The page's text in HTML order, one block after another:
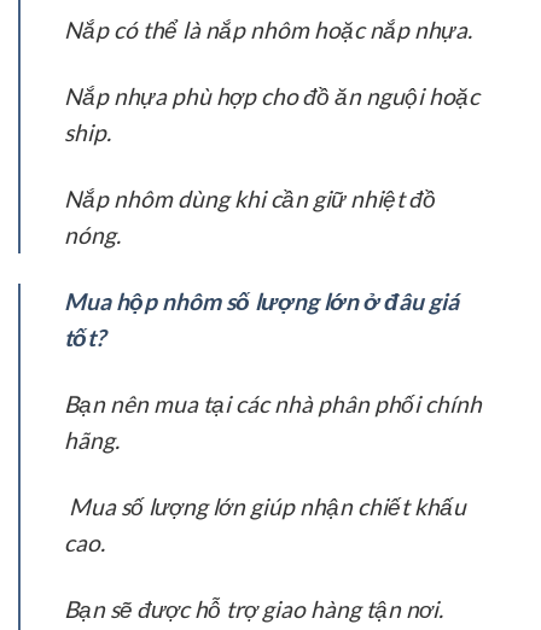
Nắp có thể là nắp nhôm hoặc nắp nhựa.
Nắp nhựa phù hợp cho đồ ăn nguội hoặc
ship.
Nắp nhôm dùng khi cần giữ nhiệt đồ
nóng.
Mua hộp nhôm số lượng lớn ở đâu giá
tốt?
Bạn nên mua tại các nhà phân phối chính
hãng.
Mua số lượng lớn giúp nhận chiết khấu
cao.
Bạn sẽ được hỗ trợ giao hàng tận nơi.